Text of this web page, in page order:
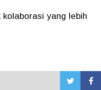
yang lebih